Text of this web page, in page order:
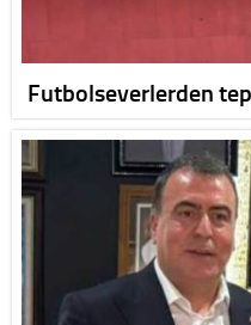
Futbolseverlerden